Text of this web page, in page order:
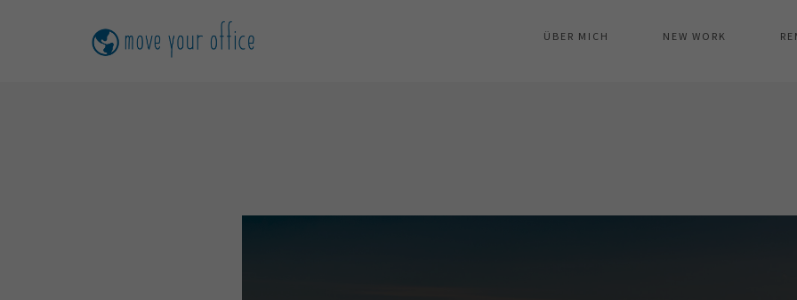
ÜBER MICH NEW WORK